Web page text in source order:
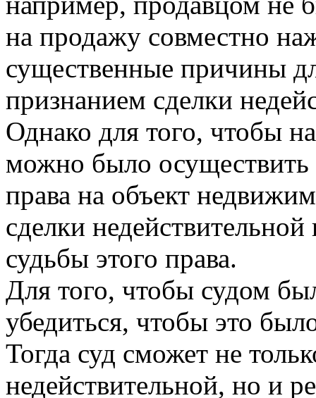
на продажу совместно
существенные причины
признанием сделки
Однако для того, чтобы
можно было осуществить
права на объект
сделки
судьбы этого права.
Для того, чтобы судом
убедиться, чтобы это
Тогда суд сможет не
недействительной, но и